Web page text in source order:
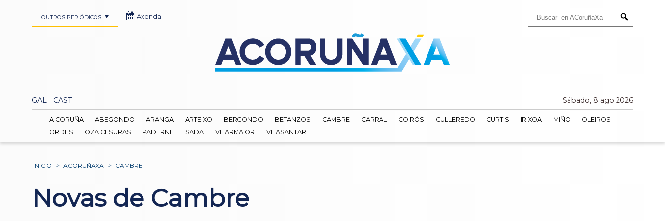
Submit
GAL CAST Sábado, 8 ago 2026
OUTROS PERIÓDICOS Axenda
A CORUÑA ABEGONDO ARANGA ARTEIXO BERGONDO BETANZOS CAMBRE CARRAL COIRÓS CULLEREDO CURTIS IRIXOA MIÑO
OLEIROS
ORDES
OZA CESURAS PADERNE SADA VILARMAIOR VILASANTAR
INICIO > ACORUÑAXA > CAMBRE
Novas de Cambre